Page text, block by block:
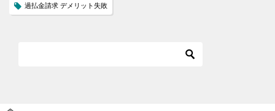
過払金請求 デメリット失敗